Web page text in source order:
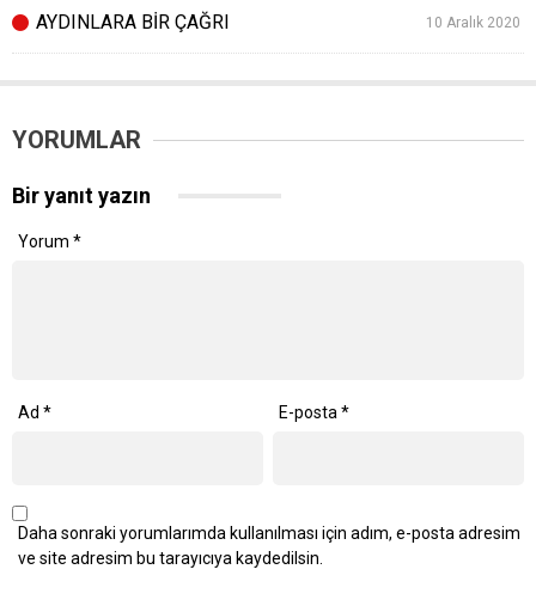
AYDINLARA BİR ÇAĞRI 10 Aralık 2020
YORUMLAR
Bir yanıt yazın
Yorum *
Ad * E-posta*
Daha sonraki yorumlarımda kullanılması için adım, e-posta adresim
ve site adresim bu tarayıcıya kaydedilsin.